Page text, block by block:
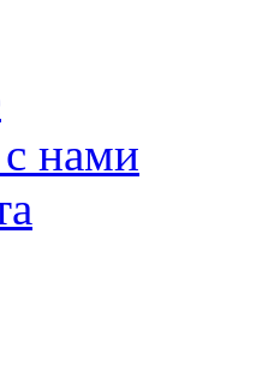
с нами